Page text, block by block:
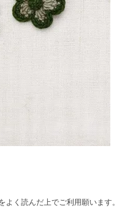
く読んだ上でご利用願います。